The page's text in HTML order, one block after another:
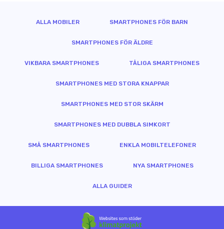
ALLA MOBILER SMARTPHONES FÖR BARN
SMARTPHONES FÖR ÄLDRE
VIKBARA SMARTPHONES TÅLIGA SMARTPHONES
SMARTPHONES MED STORA KNAPPAR
SMARTPHONES MED STOR SKÄRM
SMARTPHONES MED DUBBLA SIMKORT
SMÅ SMARTPHONES ENKLA MOBILTELEFONER
BILLIGA SMARTPHONES NYA SMARTPHONES
ALLA GUIDER